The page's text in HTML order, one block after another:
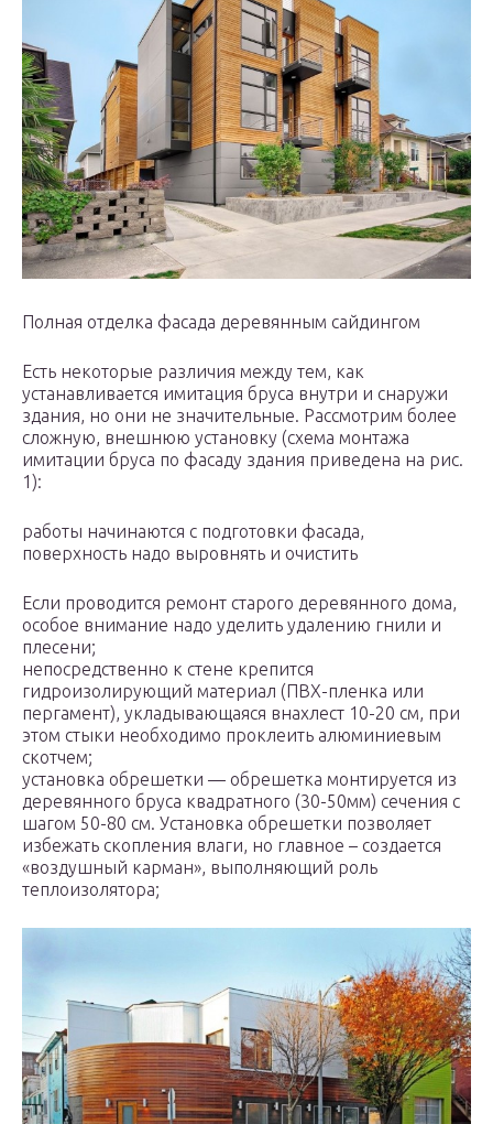
Полная отделка фасада деревянным сайдингом
Есть некоторые различия между тем, как
устанавливается имитация бруса внутри и снаружи
здания, но они не значительные. Рассмотрим более
сложную, внешнюю установку (схема монтажа
имитации бруса по фасаду здания приведена на рис.
1):
работы начинаются с подготовки фасада,
поверхность надо выровнять и очистить
Если проводится ремонт старого деревянного дома,
особое внимание надо уделить удалению гнили и
плесени;
непосредственно к стене крепится
гидроизолирующий материал (ПВХ-пленка или
пергамент), укладывающаяся внахлест 10-20 см, при
этом стыки необходимо проклеить алюминиевым
скотчем;
установка обрешетки — обрешетка монтируется из
деревянного бруса квадратного (30-50мм) сечения с
шагом 50-80 см. Установка обрешетки позволяет
избежать скопления влаги, но главное – создается
«воздушный карман», выполняющий роль
теплоизолятора;